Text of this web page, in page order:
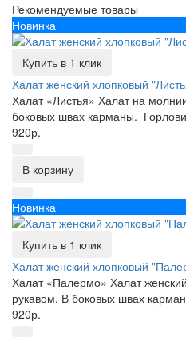
Рекомендуемые товары
Новинка
Купить в 1 клик
Халат женский хлопковый
Халат «Листья» Халат на
боковых швах карманы.
920р.
В корзину
Новинка
Купить в 1 клик
Халат женский хлопковый
Халат «Палермо» Халат
рукавом. В боковых швах
920р.